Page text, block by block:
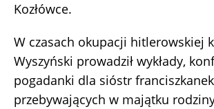
Kozłówce.
W czasach okupacji hitlerowskiej
Wyszyński prowadził wykłady,
pogadanki dla sióstr
przebywających w majątku